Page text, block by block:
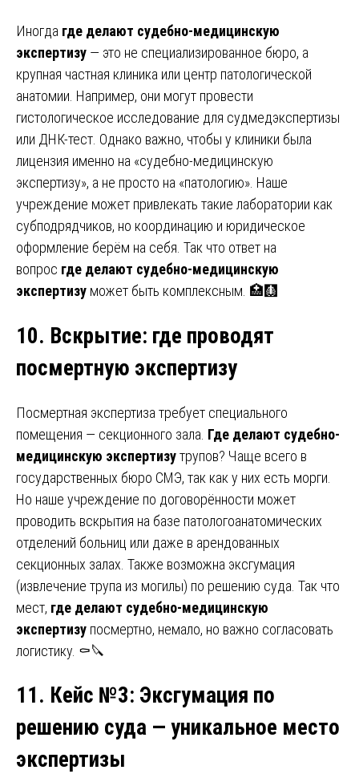
Иногда где делают судебно-медицинскую
экспертизу — это не специализированное бюро, а
крупная частная клиника или центр патологической
анатомии. Например, они могут провести
гистологическое исследование для судмедэкспертизы
или ДНК-тест. Однако важно, чтобы у клиники была
лицензия именно на «судебно-медицинскую
экспертизу», а не просто на «патологию». Наше
учреждение может привлекать такие лаборатории как
субподрядчиков, но координацию и юридическое
оформление берём на себя. Так что ответ на
вопрос где делают судебно-медицинскую
экспертизу может быть комплексным. 🏥🩻
10. Вскрытие: где проводят
посмертную экспертизу
Посмертная экспертиза требует специального
помещения — секционного зала. Где делают судебно-
медицинскую экспертизутрупов? Чаще всего в
государственных бюро СМЭ, так как у них есть морги.
Но наше учреждение по договорённости может
проводить вскрытия на базе патологоанатомических
отделений больниц или даже в арендованных
секционных залах. Также возможна эксгумация
(извлечение трупа из могилы) по решению суда. Так что
мест, где делают судебно-медицинскую
экспертизу посмертно, немало, но важно согласовать
логистику. ⚰️🔪
11. Кейс №3: Эксгумация по
решению суда — уникальное место
экспертизы